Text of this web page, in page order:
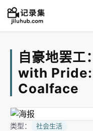
自豪地罢
with
Coalface
类型： 社会生活